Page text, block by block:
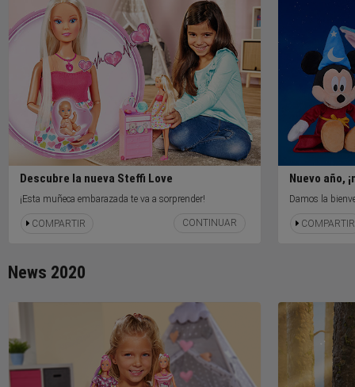
Descubre la nueva Steffi Love
¡Esta muñeca embarazada te va a sorprender!
COMPARTIR CONTINUAR
Nuevo año,
Damos la
COMPARTIR
News 2020